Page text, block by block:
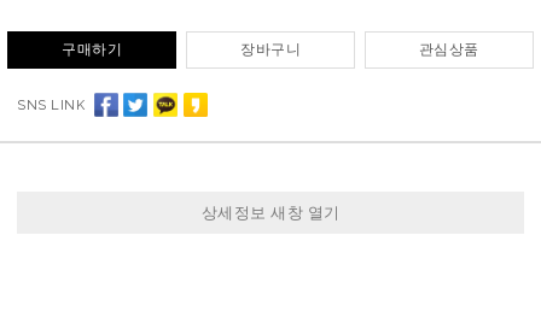
구매하기 장바구니 관심상품
SNS LINK
상세정보 새창 열기